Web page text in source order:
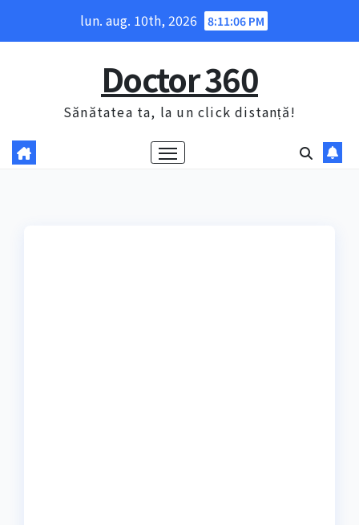
lun. aug. 10th, 2026 8:11:07 PM
Doctor 360
Sănătatea ta, la un click distanță!